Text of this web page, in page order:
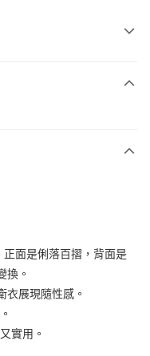
立即使用無須另外申請。
會自動跳轉到大哥付的交易
面是俐落百摺，背面是
換。
衣展現隨性感。
實用。